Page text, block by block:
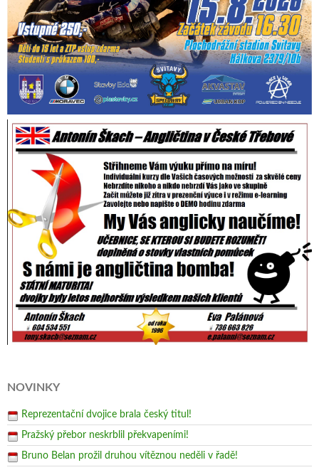
NOVINKY
Reprezentační dvojice brala český titul!
Pražský přebor neskrblil překvapeními!
Bruno Belan prožil druhou vítěznou neděli v řadě!